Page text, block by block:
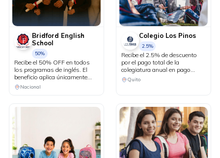
Bridford English
School
50%
Recibe el 50% OFF en todos
los programas de inglés. El
beneficio aplica únicamente
durante la primera asesoría.
Válido del 1 de julio al 31 de
Nacional
Colegio Los Pinos
2.5%
Recibe el 2.5% de descuento
por el pago total de la
colegiatura anual en pago
corriente, no acumulable con
otros beneficios. El descuento
Quito